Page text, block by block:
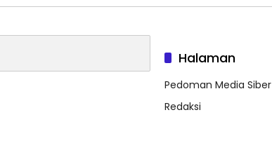
Halaman
Pedoman Media Siber
Redaksi